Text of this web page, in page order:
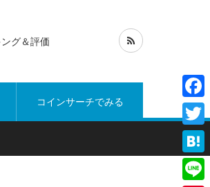
グ＆評価
コインサーチでみる